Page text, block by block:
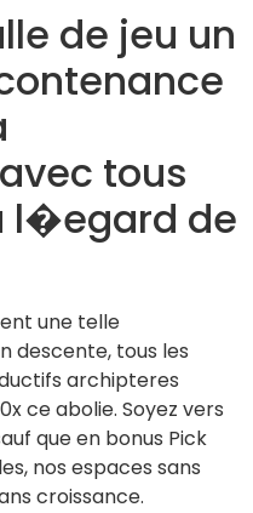
de jeu un
tous
l�egard de
une telle
descente, tous les
archipteres
ce abolie. Soyez vers
que en bonus Pick
nos espaces sans
croissance.